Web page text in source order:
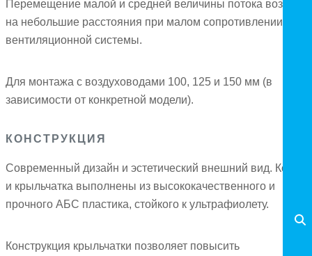
Перемещение малой и средней величины потока воздуха
на небольшие расстояния при малом сопротивлении
вентиляционной системы.
Для монтажа с воздуховодами 100, 125 и 150 мм (в
зависимости от конкретной модели).
КОНСТРУКЦИЯ
Современный дизайн и эстетический внешний вид. Корпус
и крыльчатка выполнены из высококачественного и
прочного АБС пластика, стойкого к ультрафиолету.
Конструкция крыльчатки позволяет повысить